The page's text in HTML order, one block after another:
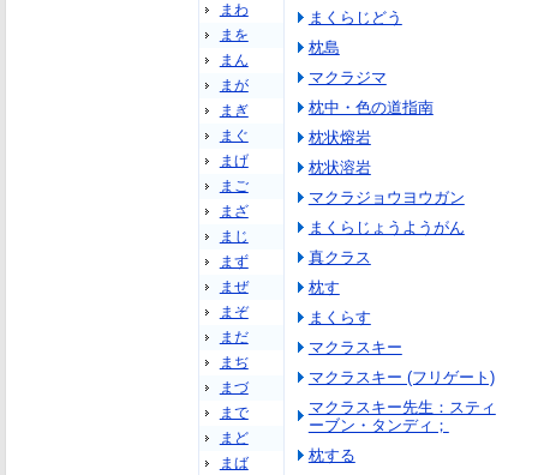
まわ
まを
まん
まが
まぎ
まぐ
まげ
まご
まざ
まじ
まず
まぜ
まぞ
まだ
まぢ
まづ
まで
まど
まば
まくらじどう
枕島
マクラジマ
枕中・色の道指南
枕状熔岩
枕状溶岩
マクラジョウヨウガン
まくらじょうようがん
真クラス
枕す
まくらす
マクラスキー
マクラスキー (フリゲート)
マクラスキー先生：スティ
ーブン・タンディ；
枕する